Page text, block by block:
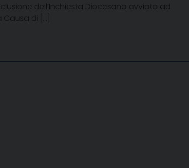
dell’Inchiesta Diocesana avviata ad
di […]